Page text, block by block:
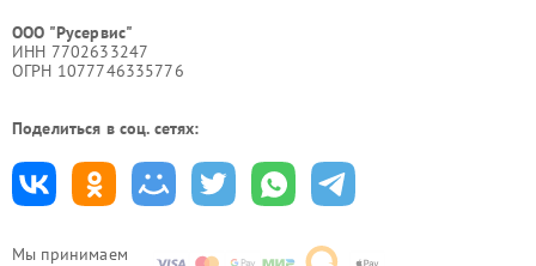
Мы принимаем
ООО "Русервис"
ИНН 7702633247
ОГРН 1077746335776
Поделиться в соц. сетях: